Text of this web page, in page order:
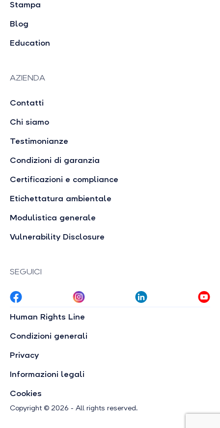
Stampa
Blog
Education
AZIENDA
Contatti
Chi siamo
Testimonianze
Condizioni di garanzia
Certificazioni e compliance
Etichettatura ambientale
Modulistica generale
Vulnerability Disclosure
SEGUICI
Copyright © 2026 - All rights reserved.
Human Rights Line
Condizioni generali
Privacy
Informazioni legali
Cookies